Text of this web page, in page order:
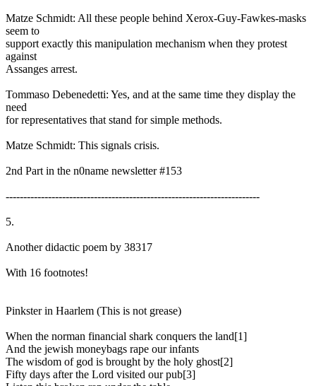
Matze Schmidt: All these people behind Xerox-Guy-Fawkes-masks
seem to
support exactly this manipulation mechanism when they protest
against
Assanges arrest.
Tommaso Debenedetti: Yes, and at the same time they display the
need
for representatives that stand for simple methods.
Matze Schmidt: This signals crisis.
2nd Part in the n0name newsletter #153
------------------------------------------------------------------------
5.
Another didactic poem by 38317
With 16 footnotes!
Pinkster in Haarlem (This is not grease)
When the norman financial shark conquers the land[1]
And the jewish moneybags rape our infants
The wisdom of god is brought by the holy ghost[2]
Fifty days after the Lord visited our pub[3]